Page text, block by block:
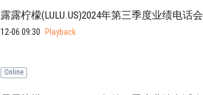
露露柠檬(LULU.US)2024年第三季度业绩电话会
12-06 09:30 Playback
Online